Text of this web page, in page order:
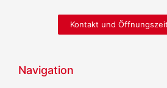
Kontakt und
Navigation